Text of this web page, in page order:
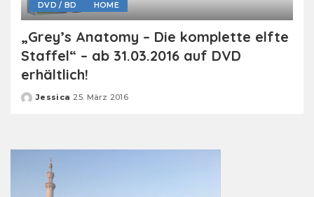
DVD / BD HOME
„Grey’s Anatomy – Die komplette elfte
Staffel“ – ab 31.03.2016 auf DVD
erhältlich!
Posted
Jessica 25. März 2016